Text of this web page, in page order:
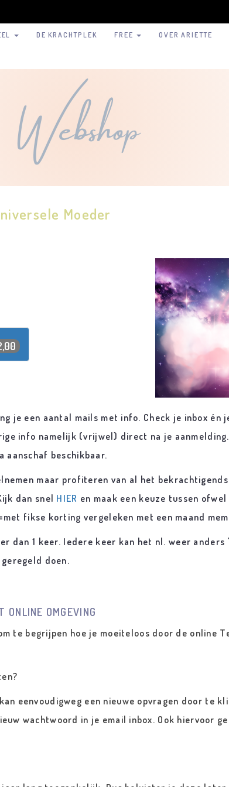
DE KRACHTPLEK FREE OVER ARIETTE
Webshop
Moeder
je een aantal mails met info. Check je inbox én
info namelijk (vrijwel) direct na je
aanschaf beschikbaar.
maar profiteren van al het
dan snel HIER en maak een keuze tussen ofwel
fikse korting vergeleken met een maand
dan 1 keer. Iedere keer kan het nl. weer anders
doen.
ONLINE OMGEVING
te begrijpen hoe je moeiteloos door de online
eenvoudigweg een nieuwe opvragen door te
wachtwoord in je email inbox. Ook hiervoor